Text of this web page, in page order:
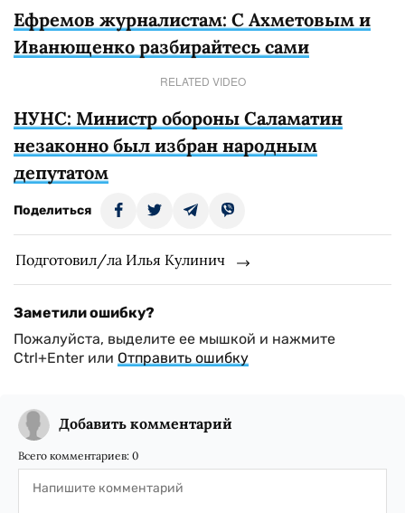
Ефремов журналистам: С Ахметовым и
Иванющенко разбирайтесь сами
RELATED VIDEO
НУНС: Министр обороны Саламатин
незаконно был избран народным
депутатом
Поделиться
Подготовил/ла Илья Кулинич
Заметили ошибку?
Пожалуйста, выделите ее мышкой и нажмите
Ctrl+Enter или Отправить ошибку
Добавить комментарий
Всего комментариев: 0